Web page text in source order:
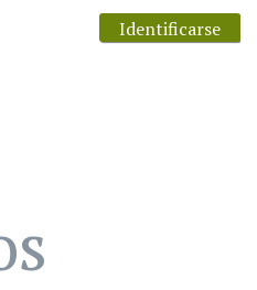
Identificarse